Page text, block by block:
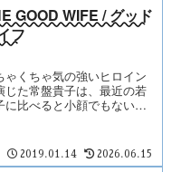
GOOD WIFE / グッド
フ
ゃくちゃ気の強いヒロイン
じた常盤貴子は、最近の若
に比べると小顔でもない
2019.01.14 2026.06.15